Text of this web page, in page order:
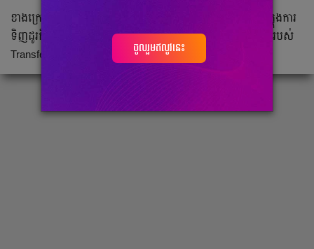
ខាង​ក្រោម​នេះ​ជា​លីគ​បាល់ទាត់​ទាំង​១០ ដែល​ចាយ​ច្រើន​បំផុត​នៅ​ក្នុង​ការ​
ទិញ​ដូរ​កីឡាករ​សម្រាប់​រដូវកាល​ថ្មី​ឆ្នាំ​២០២៣/២៤នេះ បើ​តាម​ស្ថិតិ​របស់​
Transfermarkt៖
ចូលរួមឥលូវនេះ